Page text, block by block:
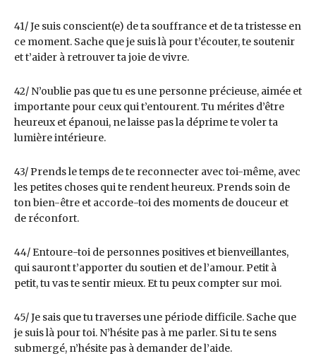
41/ Je suis conscient(e) de ta souffrance et de ta tristesse en
ce moment. Sache que je suis là pour t’écouter, te soutenir
et t’aider à retrouver ta joie de vivre.
42/ N’oublie pas que tu es une personne précieuse, aimée et
importante pour ceux qui t’entourent. Tu mérites d’être
heureux et épanoui, ne laisse pas la déprime te voler ta
lumière intérieure.
43/ Prends le temps de te reconnecter avec toi-même, avec
les petites choses qui te rendent heureux. Prends soin de
ton bien-être et accorde-toi des moments de douceur et
de réconfort.
44/ Entoure-toi de personnes positives et bienveillantes,
qui sauront t’apporter du soutien et de l’amour. Petit à
petit, tu vas te sentir mieux. Et tu peux compter sur moi.
45/ Je sais que tu traverses une période difficile. Sache que
je suis là pour toi. N’hésite pas à me parler. Si tu te sens
submergé, n’hésite pas à demander de l’aide.